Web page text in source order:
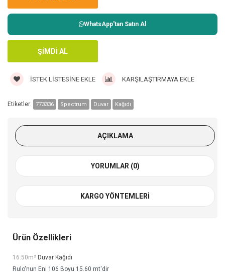
WhatsApp'tan Satın Al
İSTEK LISTESINE EKLE KARŞILAŞTIRMAYA EKLE
Etiketler: 773336 Spectrum Duvar Kağıdı
AÇIKLAMA
YORUMLAR (0)
KARGO YÖNTEMLERI
Ürün Özellikleri
16.50m² Duvar Kağıdı
Rulo'nun Eni 106 Boyu 15.60 mt'dir